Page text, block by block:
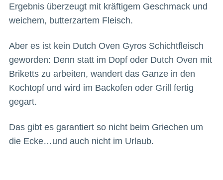
Ergebnis überzeugt mit kräftigem Geschmack und
weichem, butterzartem Fleisch.
Aber es ist kein Dutch Oven Gyros Schichtfleisch
geworden: Denn statt im Dopf oder Dutch Oven mit
Briketts zu arbeiten, wandert das Ganze in den
Kochtopf und wird im Backofen oder Grill fertig
gegart.
Das gibt es garantiert so nicht beim Griechen um
die Ecke…und auch nicht im Urlaub.